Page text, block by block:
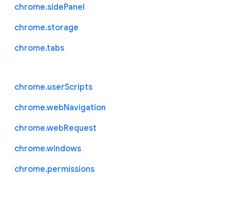
chrome.sidePanel
chrome.storage
chrome.tabs
chrome.userScripts
chrome.webNavigation
chrome.webRequest
chrome.windows
chrome.permissions